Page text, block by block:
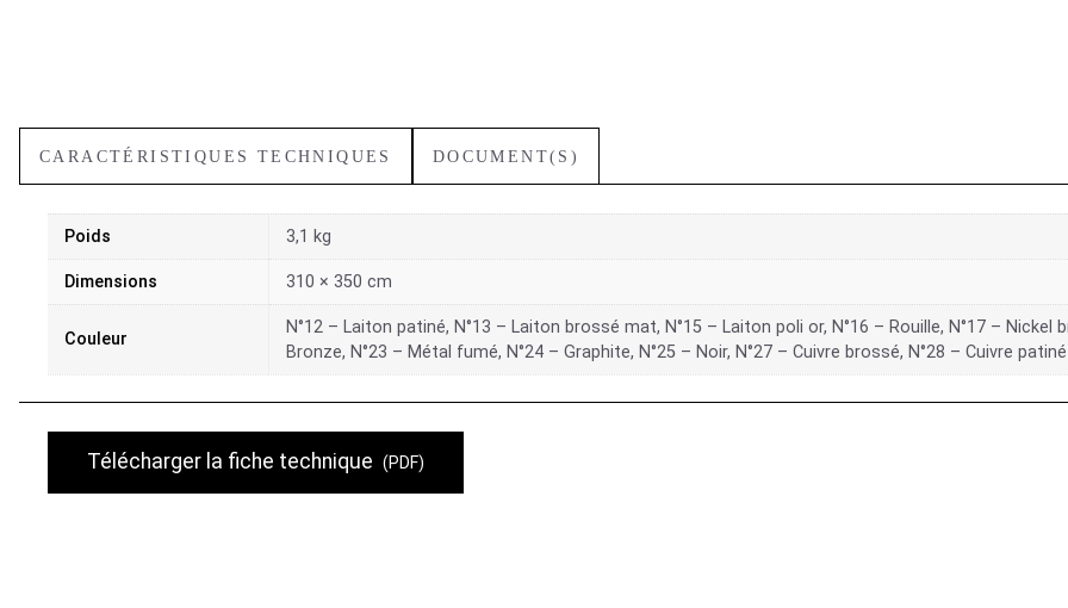
CARACTÉRISTIQUES TECHNIQUES DOCUMENT(S)
Poids 3,1 kg
Dimensions 310 × 350 cm
Couleur
N°12 – Laiton patiné, N°13 – Laiton brossé mat, N°15 – Laiton poli or, N°16 – Rouille, N°17 – Nickel
Bronze, N°23 – Métal fumé, N°24 – Graphite, N°25 – Noir, N°27 – Cuivre brossé, N°28 – Cuivre patiné
Télécharger la fiche technique (PDF)